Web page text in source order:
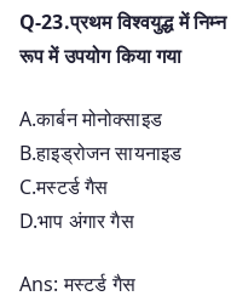
Q-23.प्रथम विश्वयुद्ध में
रूप में उपयोग किया गया
A.कार्बन मोनोक्साइड
B.हाइड्रोजन सायनाइड
C.मस्टर्ड गैस
D.भाप अंगार गैस
Ans: मस्टर्ड गैस